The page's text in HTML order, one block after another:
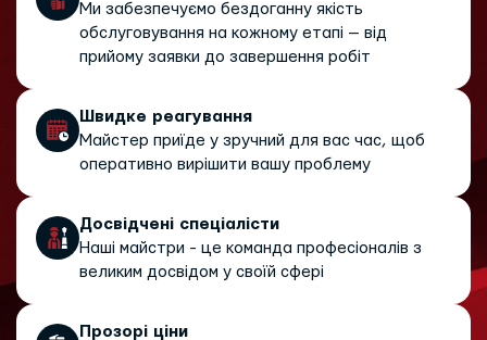
Ми забезпечуємо бездоганну якість
обслуговування на кожному етапі — від
прийому заявки до завершення робіт
Швидке реагування
Майстер приїде у зручний для вас час, щоб
оперативно вирішити вашу проблему
Досвідчені спеціалісти
Наші майстри - це команда професіоналів з
великим досвідом у своїй сфері
Прозорі ціни